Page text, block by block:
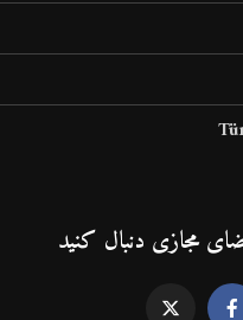
مجازی دنبال کنید